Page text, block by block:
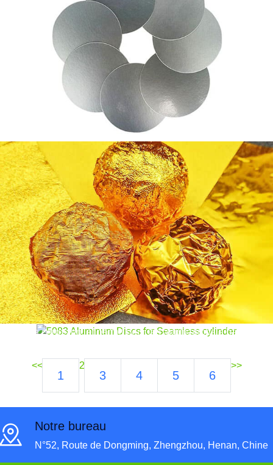
de chocolat
Feuille d'aluminium dorée de qualité alimentaire pour
emballage de chocolat. Sûr, hygiénique, et conçu pour
préserver l'arôme, goût, et de la fraîcheur.
5083 Disques en aluminium pour cylindre
sans couture | Précision & Force
Découvrir 5083 disques en aluminium pour la
production de cylindres sans couture. Léger, résistant
à la corrosion, et parfait pour les applications à haute
<<
1
2
3 4 5 6
>>
Notre bureau
N°52, Route de Dongming, Zhengzhou, Henan, Chine